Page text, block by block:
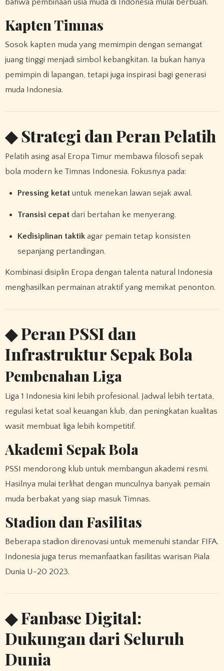
bahwa pembinaan usia muda di Indonesia mulai berbuah.
Kapten Timnas
Sosok kapten muda yang memimpin dengan semangat
juang tinggi menjadi simbol kebangkitan. Ia bukan hanya
pemimpin di lapangan, tetapi juga inspirasi bagi generasi
muda Indonesia.
◆ Strategi dan Peran Pelatih
Pelatih asing asal Eropa Timur membawa filosofi sepak
bola modern ke Timnas Indonesia. Fokusnya pada:
Pressing ketat untuk menekan lawan sejak awal.
Transisi cepat dari bertahan ke menyerang.
Kedisiplinan taktik agar pemain tetap konsisten
sepanjang pertandingan.
Kombinasi disiplin Eropa dengan talenta natural Indonesia
menghasilkan permainan atraktif yang memikat penonton.
◆ Peran PSSI dan
Infrastruktur Sepak Bola
Pembenahan Liga
Liga 1 Indonesia kini lebih profesional. Jadwal lebih tertata,
regulasi ketat soal keuangan klub, dan peningkatan kualitas
wasit membuat liga lebih kompetitif.
Akademi Sepak Bola
PSSI mendorong klub untuk membangun akademi resmi.
Hasilnya mulai terlihat dengan munculnya banyak pemain
muda berbakat yang siap masuk Timnas.
Stadion dan Fasilitas
Beberapa stadion direnovasi untuk memenuhi standar FIFA.
Indonesia juga terus memanfaatkan fasilitas warisan Piala
Dunia U-20 2023.
◆ Fanbase Digital:
Dukungan dari Seluruh
Dunia